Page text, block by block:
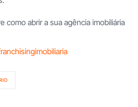
como abrir a sua agência imobiliária